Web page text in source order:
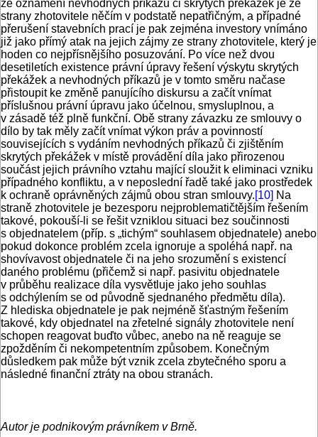
že oznámení nevhodných příkazů či skrytých překážek je ze
strany zhotovitele něčím v podstatě nepatřičným, a případné
přerušení stavebních prací je pak zejména investory vnímáno
již jako přímý atak na jejich zájmy ze strany zhotovitele, který je
hoden co nejpřísnějšího posuzování. Po více než dvou
desetiletích existence právní úpravy řešení výskytu skrytých
překážek a nevhodných příkazů je v tomto směru načase
přistoupit ke změně panujícího diskursu a začít vnímat
příslušnou právní úpravu jako účelnou, smysluplnou, a
v zásadě též plně funkční. Obě strany závazku ze smlouvy o
dílo by tak měly začít vnímat výkon práv a povinností
souvisejících s vydáním nevhodných příkazů či zjištěním
skrytých překážek v místě provádění díla jako přirozenou
součást jejich právního vztahu mající sloužit k eliminaci vzniku
případného konfliktu, a v neposlední řadě také jako prostředek
k ochraně oprávněných zájmů obou stran smlouvy.[10] Na
straně zhotovitele je bezesporu nejproblematičtějším řešením
takové, pokouší-li se řešit vzniklou situaci bez součinnosti
s objednatelem (příp. s „tichým“ souhlasem objednatele) anebo
pokud dokonce problém zcela ignoruje a spoléhá např. na
shovívavost objednatele či na jeho srozumění s existencí
daného problému (přičemž si např. pasivitu objednatele
v průběhu realizace díla vysvětluje jako jeho souhlas
s odchýlením se od původně sjednaného předmětu díla).
Z hlediska objednatele je pak nejméně šťastným řešením
takové, kdy objednatel na zřetelné signály zhotovitele není
schopen reagovat buďto vůbec, anebo na ně reaguje se
zpožděním či nekompetentním způsobem. Konečným
důsledkem pak může být vznik zcela zbytečného sporu a
následné finanční ztráty na obou stranách.
Autor je podnikovým právníkem v Brně.